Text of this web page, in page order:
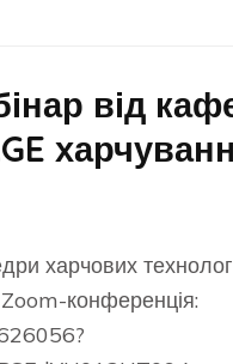
від
харчових
конференція: